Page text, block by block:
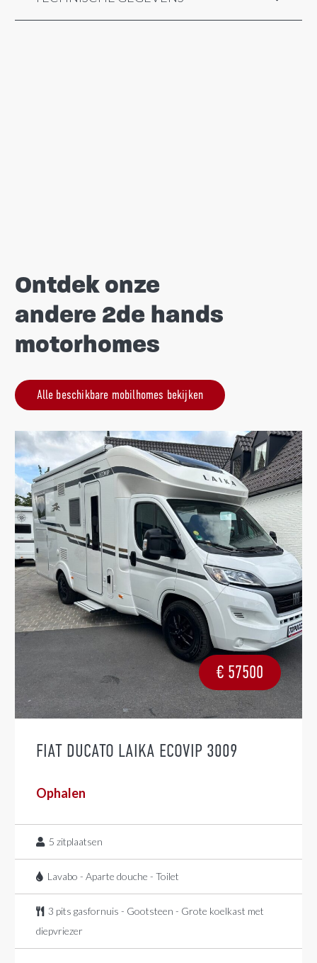
Ontdek onze
andere 2de hands
motorhomes
Alle beschikbare mobilhomes bekijken
€ 57500
FIAT DUCATO LAIKA ECOVIP 3009
Ophalen
5 zitplaatsen
Lavabo - Aparte douche - Toilet
3 pits gasfornuis - Gootsteen - Grote koelkast met
diepvriezer